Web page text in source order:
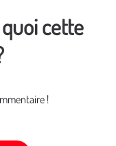
cette
!